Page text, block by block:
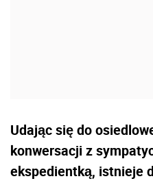
Udając się do
konwersacji z
ekspedientką, istnieje